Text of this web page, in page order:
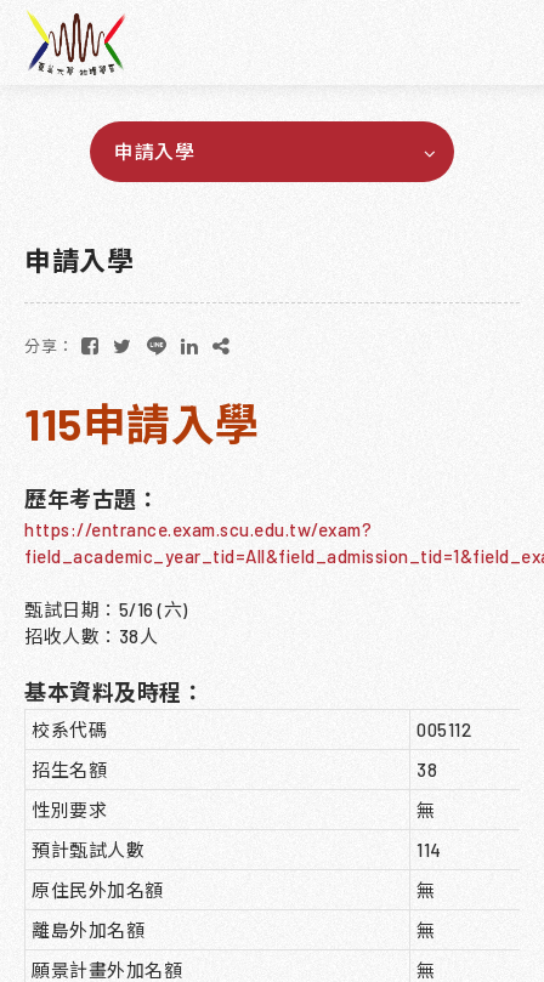
申請入學
申請入學
分享：
115申請入學
歷年考古題：
https://entrance.exam.scu.edu.tw/exam?
甄試日期：5/16 (六)
招收人數：38人
基本資料及時程：
校系代碼
005112
招生名額
38
性別要求
無
預計甄試人數
114
原住民外加名額
無
離島外加名額
無
願景計畫外加名額
無